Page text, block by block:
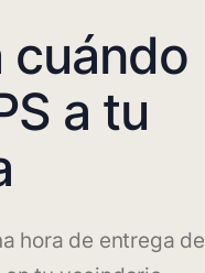
cuándo
a tu
hora de entrega de